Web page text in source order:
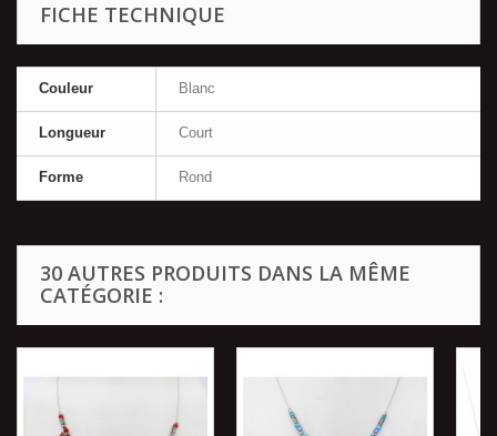
FICHE TECHNIQUE
Couleur Blanc
Longueur Court
Forme Rond
30 AUTRES PRODUITS DANS LA MÊME
CATÉGORIE :